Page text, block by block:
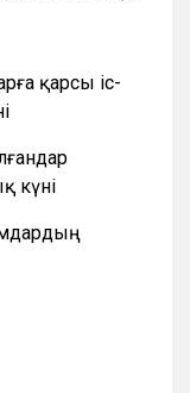
қарсы іс-
күні